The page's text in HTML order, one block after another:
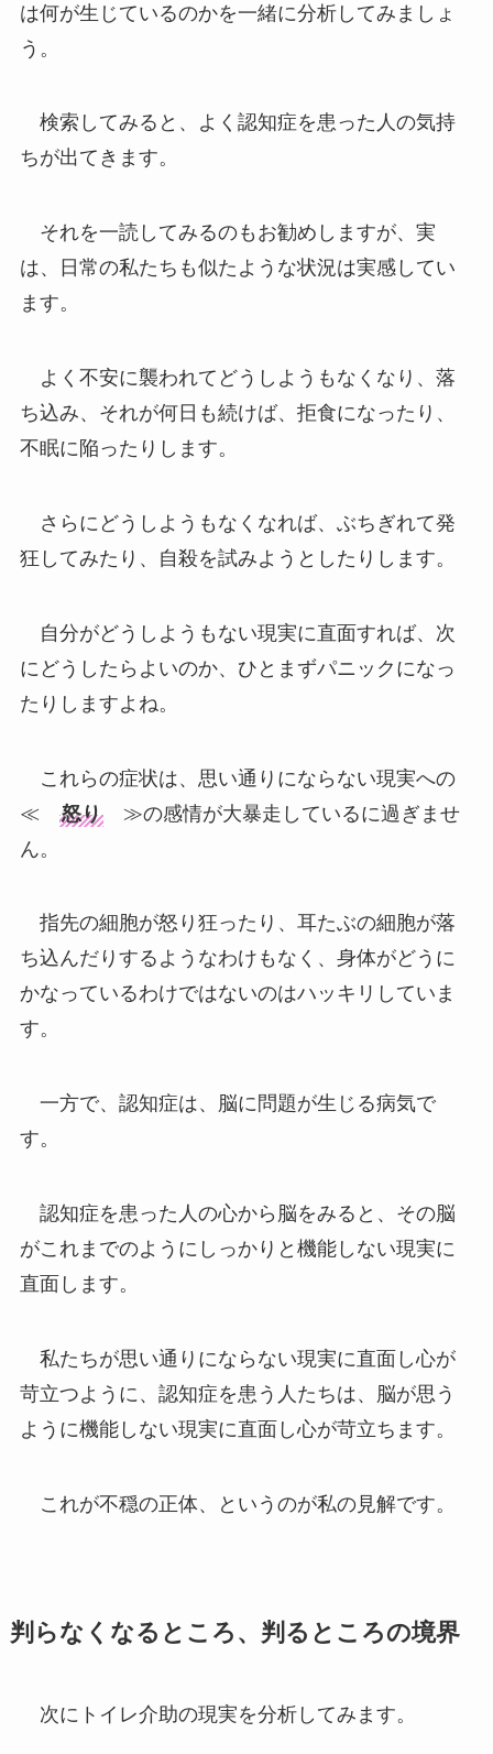
は何が生じているのかを一緒に分析してみましょ
う。
検索してみると、よく認知症を患った人の気持
ちが出てきます。
それを一読してみるのもお勧めしますが、実
は、日常の私たちも似たような状況は実感してい
ます。
よく不安に襲われてどうしようもなくなり、落
ち込み、それが何日も続けば、拒食になったり、
不眠に陥ったりします。
さらにどうしようもなくなれば、ぶちぎれて発
狂してみたり、自殺を試みようとしたりします。
自分がどうしようもない現実に直面すれば、次
にどうしたらよいのか、ひとまずパニックになっ
たりしますよね。
これらの症状は、思い通りにならない現実への
≪ 怒り≫の感情が大暴走しているに過ぎませ
ん。
指先の細胞が怒り狂ったり、耳たぶの細胞が落
ち込んだりするようなわけもなく、身体がどうに
かなっているわけではないのはハッキリしていま
す。
一方で、認知症は、脳に問題が生じる病気で
す。
認知症を患った人の心から脳をみると、その脳
がこれまでのようにしっかりと機能しない現実に
直面します。
私たちが思い通りにならない現実に直面し心が
苛立つように、認知症を患う人たちは、脳が思う
ように機能しない現実に直面し心が苛立ちます。
これが不穏の正体、というのが私の見解です。
判らなくなるところ、判るところの境界
次にトイレ介助の現実を分析してみます。